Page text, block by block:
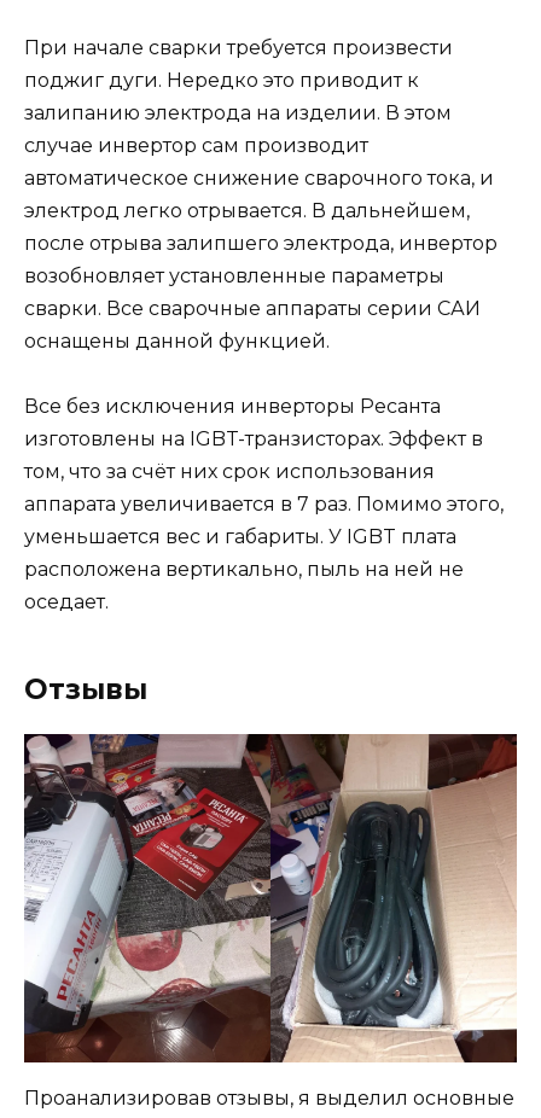
При начале сварки требуется произвести
поджиг дуги. Нередко это приводит к
залипанию электрода на изделии. В этом
случае инвертор сам производит
автоматическое снижение сварочного тока, и
электрод легко отрывается. В дальнейшем,
после отрыва залипшего электрода, инвертор
возобновляет установленные параметры
сварки. Все сварочные аппараты серии САИ
оснащены данной функцией.
Все без исключения инверторы Ресанта
изготовлены на IGBT-транзисторах. Эффект в
том, что за счёт них срок использования
аппарата увеличивается в 7 раз. Помимо этого,
уменьшается вес и габариты. У IGBT плата
расположена вертикально, пыль на ней не
оседает.
Отзывы
Проанализировав отзывы, я выделил основные